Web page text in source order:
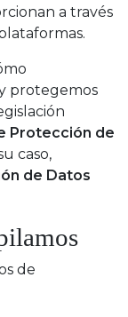
a través
protegemos
Protección de
caso,
de Datos
de